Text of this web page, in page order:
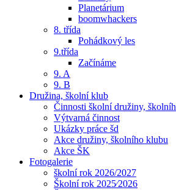
Planetárium
boomwhackers
8. třída
Pohádkový les
9.třída
Začínáme
9. A
9. B
Družina, školní klub
Činnosti školní družiny,
Výtvarná činnost
Ukázky práce šd
Akce družiny, školního klubu
Akce ŠK
Fotogalerie
školní rok 2026/2027
Školní rok 2025⁄2026